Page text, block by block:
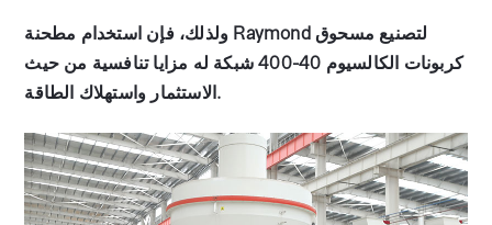
ولذلك، فإن استخدام مطحنة Raymond لتصنيع مسحوق
كربونات الكالسيوم 40-400 شبكة له مزايا تنافسية من حيث
الاستثمار واستهلاك الطاقة.